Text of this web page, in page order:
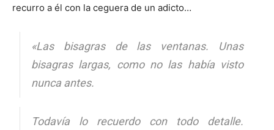
recurro a él con la ceguera de un adicto…
«Las bisagras de las ventanas. Unas
bisagras largas, como no las había visto
nunca antes.
Todavía lo recuerdo con todo detalle.